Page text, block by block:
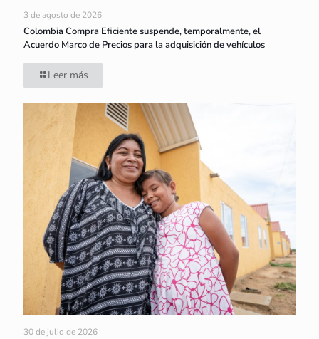
3 de agosto de 2026
Colombia Compra Eficiente suspende, temporalmente, el
Acuerdo Marco de Precios para la adquisición de vehículos
Leer más
30 de julio de 2026